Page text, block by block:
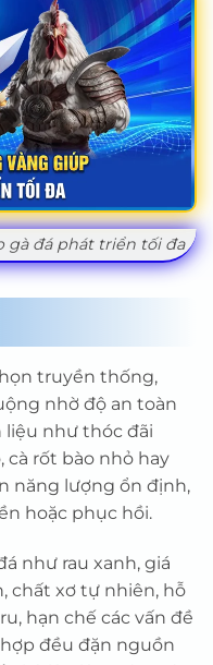
đá phát triển tối đa
truyền thống,
nhờ độ an toàn
liệu như thóc đãi
cà rốt bào nhỏ hay
năng lượng ổn định,
hoặc phục hồi.
như rau xanh, giá
chất xơ tự nhiên, hỗ
hạn chế các vấn đề
đều đặn nguồn